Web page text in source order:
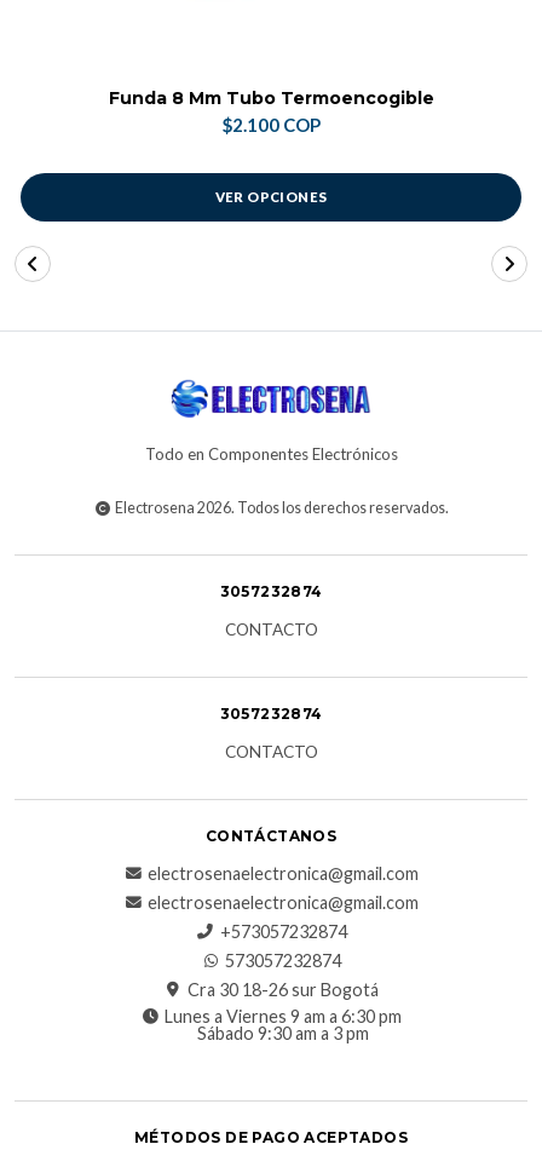
Funda 8 Mm Tubo Termoencogible
$2.100 COP
VER OPCIONES
Todo en Componentes Electrónicos
Electrosena 2026. Todos los derechos reservados.
3057232874
CONTACTO
3057232874
CONTACTO
CONTÁCTANOS
electrosenaelectronica@gmail.com
electrosenaelectronica@gmail.com
+573057232874
573057232874
Cra 30 18-26 sur Bogotá
Lunes a Viernes 9 am a 6:30 pm
Sábado 9:30 am a 3 pm
MÉTODOS DE PAGO ACEPTADOS